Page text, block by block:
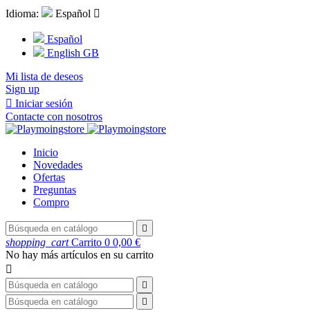
Idioma: Español 
Español
English GB
Mi lista de deseos
Sign up
 Iniciar sesión
Contacte con nosotros
Inicio
Novedades
Ofertas
Preguntas
Compro

shopping_cart Carrito 0 0,00 €
No hay más artículos en su carrito


